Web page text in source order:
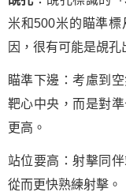
米和500米的瞄準
因，很有可能是覘孔
瞄準下邊：考慮到
靶心中央，而是對
更高。
站位要高：射擊同
從而更快熟練射擊。